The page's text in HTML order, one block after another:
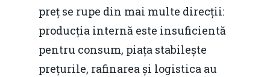
preț se rupe din mai multe direcții:
producția internă este insuficientă
pentru consum, piața stabilește
prețurile, rafinarea și logistica au